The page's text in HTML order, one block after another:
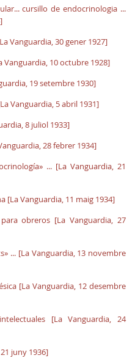
cursillo de endocrinologia ...
Vanguardia, 30 gener 1927]
Vanguardia, 10 octubre 1928]
19 setembre 1930]
Vanguardia, 5 abril 1931]
8 juliol 1933]
28 febrer 1934]
... [La Vanguardia, 21
[La Vanguardia, 11 maig 1934]
obreros [La Vanguardia, 27
... [La Vanguardia, 13 novembre
[La Vanguardia, 12 desembre
[La Vanguardia, 24
juny 1936]